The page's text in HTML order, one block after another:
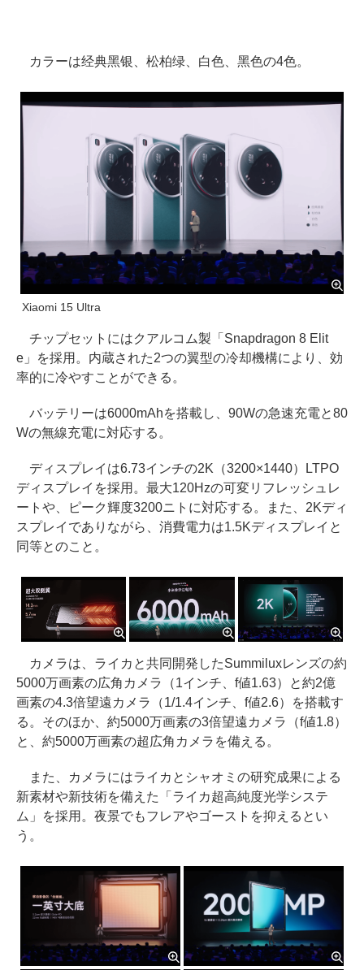
カラーは经典黑银、松柏绿、白色、黑色の4色。
Xiaomi 15 Ultra
チップセットにはクアルコム製「Snapdragon 8 Elit
e」を採用。内蔵された2つの翼型の冷却機構により、効
率的に冷やすことができる。
バッテリーは6000mAhを搭載し、90Wの急速充電と80
Wの無線充電に対応する。
ディスプレイは6.73インチの2K（3200×1440）LTPO
ディスプレイを採用。最大120Hzの可変リフレッシュレ
ートや、ピーク輝度3200ニトに対応する。また、2Kディ
スプレイでありながら、消費電力は1.5Kディスプレイと
同等とのこと。
カメラは、ライカと共同開発したSummiluxレンズの約
5000万画素の広角カメラ（1インチ、f値1.63）と約2億
画素の4.3倍望遠カメラ（1/1.4インチ、f値2.6）を搭載す
る。そのほか、約5000万画素の3倍望遠カメラ（f値1.8）
と、約5000万画素の超広角カメラを備える。
また、カメラにはライカとシャオミの研究成果による
新素材や新技術を備えた「ライカ超高純度光学システ
ム」を採用。夜景でもフレアやゴーストを抑えるとい
う。